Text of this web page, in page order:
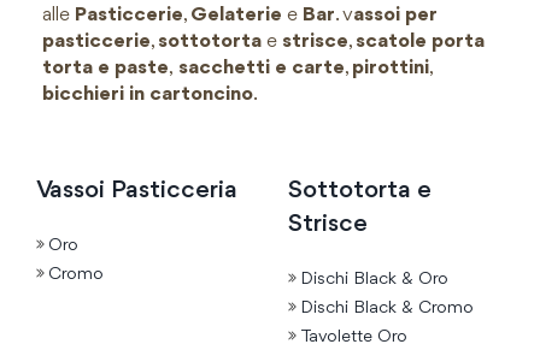
alle Pasticcerie, Gelaterie e Bar. vassoi per
pasticcerie, sottotorta e strisce, scatole porta
torta e paste, sacchetti e carte, pirottini,
bicchieri in cartoncino.
Vassoi Pasticceria
Oro
Cromo
Sottotorta e
Strisce
Dischi Black & Oro
Dischi Black & Cromo
Tavolette Oro